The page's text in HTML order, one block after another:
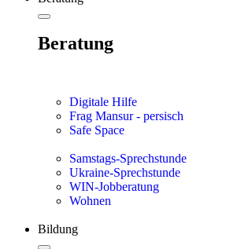
Beratung
Digitale Hilfe
Frag Mansur - persisch
Safe Space
Samstags-Sprechstunde
Ukraine-Sprechstunde
WIN-Jobberatung
Wohnen
Bildung